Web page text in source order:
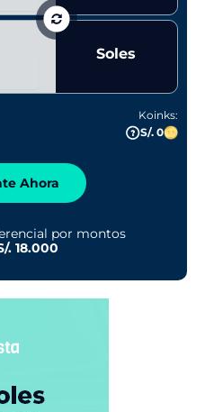
Soles
Koinks:
S/. 0
Ahora
por montos
. 18.000